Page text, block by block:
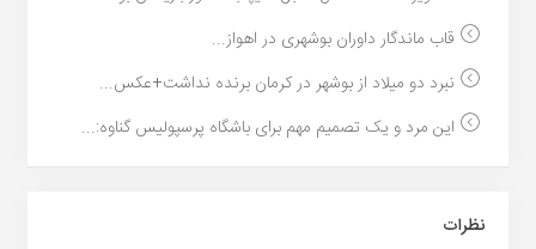
قاب ماندگار داوران بوشهری در اهواز...
نبرد دو میلاد از بوشهر در کرمان برنده نداشت+عکس...
این مرد و یک تصمیم مهم برای باشگاه پرسپولیس گناوه:...
نظرات